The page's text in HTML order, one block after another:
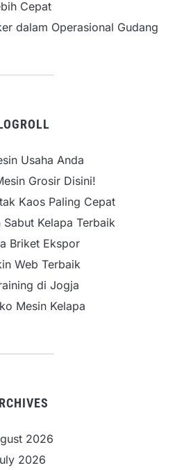
Cepat
dalam Operasional Gudang
Usaha Anda
Grosir Disini!
Kaos Paling Cepat
Sabut Kelapa Terbaik
Briket Ekspor
Web Terbaik
di Jogja
Mesin Kelapa
2026
2026